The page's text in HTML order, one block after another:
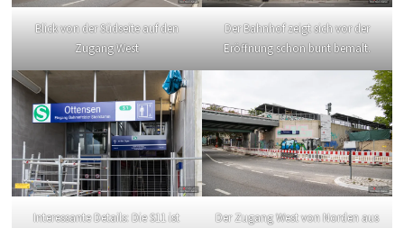
Blick von der Südseite auf den
Zugang West
Der Bahnhof zeigt sich vor der
Eröffnung schon bunt bemalt.
Interessante Details: Die S11 ist
Der Zugang West von Norden aus